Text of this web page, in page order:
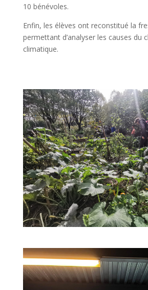
10 bénévoles.
Enfin, les élèves ont reconstitué la
permettant d’analyser les causes du
climatique.